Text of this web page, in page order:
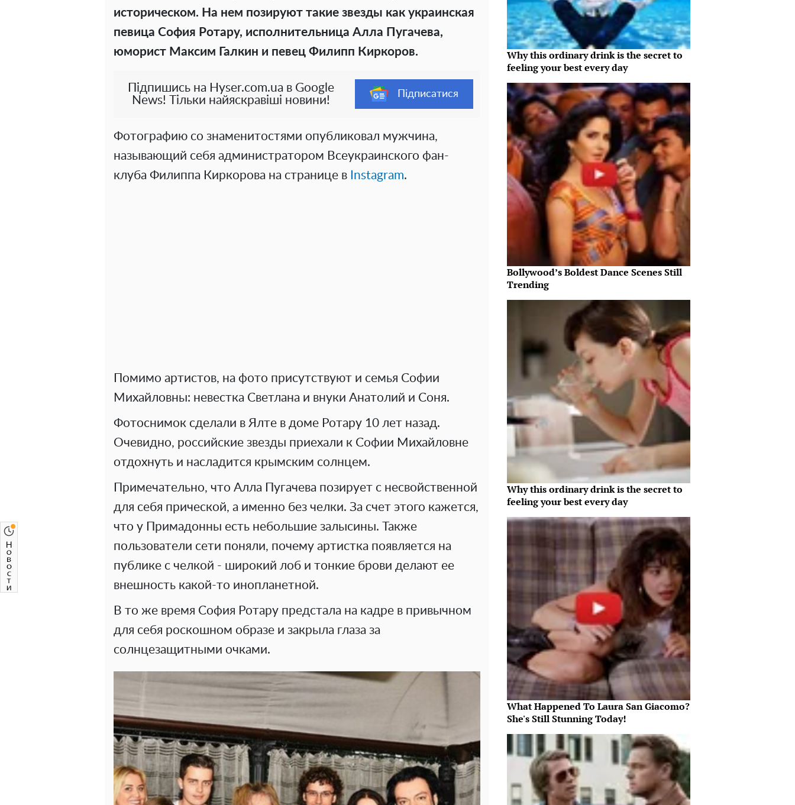
историческом. На нем позируют такие звезды как украинская
певица София Ротару, исполнительница Алла Пугачева,
юморист Максим Галкин и певец Филипп Киркоров.
Підпишись на Hyser.com.ua в Google
News! Тільки найяскравіші новини!
Підписатися
Фотографию со знаменитостями опубликовал мужчина,
называющий себя администратором Всеукраинского фан-
клуба Филиппа Киркорова на странице в Instagram.
Помимо артистов, на фото присутствуют и семья Софии
Михайловны: невестка Светлана и внуки Анатолий и Соня.
Фотоснимок сделали в Ялте в доме Ротару 10 лет назад.
Очевидно, российские звезды приехали к Софии Михайловне
отдохнуть и насладится крымским солнцем.
Примечательно, что Алла Пугачева позирует с несвойственной
для себя прической, а именно без челки. За счет этого кажется,
что у Примадонны есть небольшие залысины. Также
пользователи сети поняли, почему артистка появляется на
публике с челкой - широкий лоб и тонкие брови делают ее
внешность какой-то инопланетной.
В то же время София Ротару предстала на кадре в привычном
для себя роскошном образе и закрыла глаза за
солнцезащитными очками.
Why this ordinary drink is the secret to
feeling your best every day
Bollywood’s Boldest Dance Scenes Still
Trending
Why this ordinary drink is the secret to
feeling your best every day
What Happened To Laura San Giacomo?
She's Still Stunning Today!